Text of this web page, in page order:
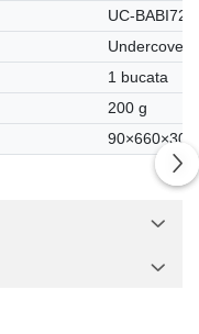
UC-
Undercover
1 bucata
200 g